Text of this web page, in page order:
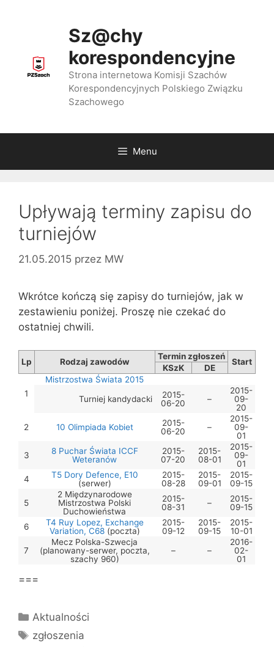
Sz@chy
korespondencyjne
Strona internetowa Komisji Szachów
Korespondencyjnych Polskiego Związku
Szachowego
Menu
Upływają terminy zapisu do
turniejów
21.05.2015 przez MW
Wkrótce kończą się zapisy do turniejów, jak w
zestawieniu poniżej. Proszę nie czekać do
ostatniej chwili.
Lp Rodzaj zawodów
Termin zgłoszeń
Start
KSzK DE
1
Mistrzostwa Świata 2015
Turniej kandydacki
2015-
06-20
–
2015-
09-
20
2
10 Olimpiada Kobiet
2015-
06-20
–
2015-
09-
01
3
8 Puchar Świata ICCF
Weteranów
2015-
07-20
2015-
08-01
2015-
09-
01
4
T5 Dory Defence, E10
(serwer)
2015-
08-28
2015-
09-01
2015-
09-15
5
2 Międzynarodowe
Mistrzostwa Polski
Duchowieństwa
2015-
08-31
–
2015-
09-15
6
T4 Ruy Lopez, Exchange
Variation, C68(poczta)
2015-
09-12
2015-
09-15
2015-
10-01
7
Mecz Polska-Szwecja
(planowany-serwer, poczta,
szachy 960)
– –
2016-
02-
01
===
Kategorie
Aktualności
Tagi
zgłoszenia